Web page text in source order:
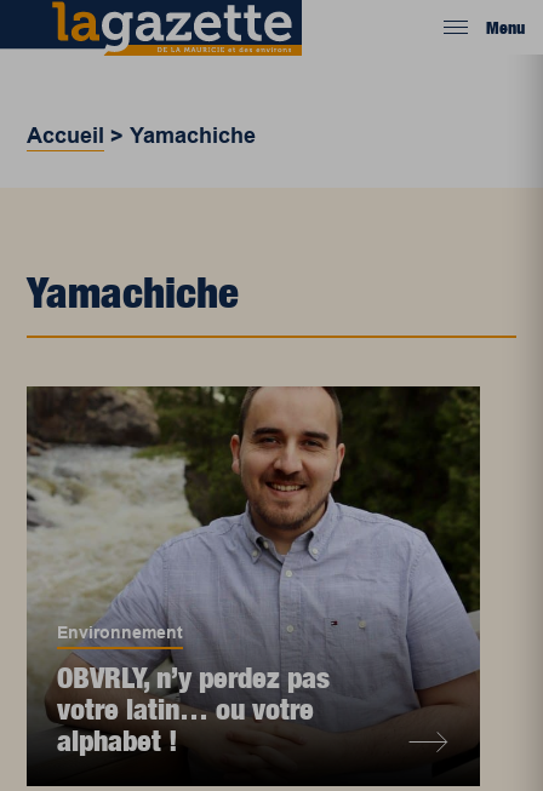
Menu
Accueil >Yamachiche
Yamachiche
Environnement
OBVRLY, n’y perdez pas
votre latin… ou votre
alphabet !